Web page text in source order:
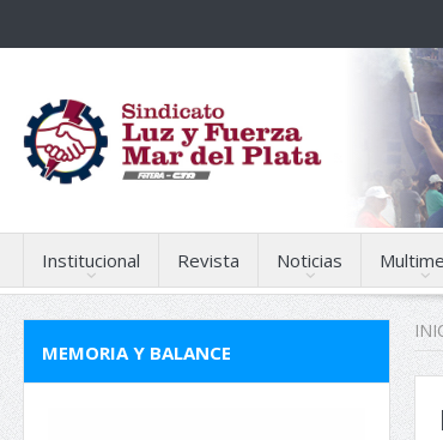
Institucional Revista Noticias
MEMORIA Y BALANCE